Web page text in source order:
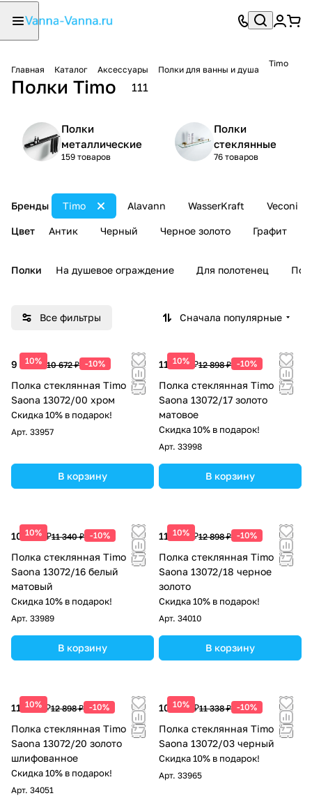
Главная Каталог Аксессуары Полки для ванны и душа
Timo
Полки Timo 111
Полки
металлические
159 товаров
Полки
стеклянные
76 товаров
Бренды Alavann WasserKraft Veconi
Timo
Цвет Антик Черный Черное золото Графит
Полки На душевое ограждение Для полотенец Под
Все фильтры Сначала популярные
10%
9 605 ₽ 10 672 ₽ -10%
Полка стеклянная Timo
Saona 13072/00 хром
Скидка 10% в подарок!
Арт. 33957
В корзину
10%
11 608 ₽12 898 ₽ -10%
Полка стеклянная Timo
Saona 13072/17 золото
матовое
Скидка 10% в подарок!
Арт. 33998
В корзину
10%
10 206 ₽11 340 ₽ -10%
Полка стеклянная Timo
Saona 13072/16 белый
матовый
Скидка 10% в подарок!
Арт. 33989
В корзину
10%
11 608 ₽12 898 ₽ -10%
Полка стеклянная Timo
Saona 13072/18 черное
золото
Скидка 10% в подарок!
Арт. 34010
В корзину
10%
11 608 ₽12 898 ₽ -10%
Полка стеклянная Timo
Saona 13072/20 золото
шлифованное
Скидка 10% в подарок!
Арт. 34051
10%
10 204 ₽11 338 ₽ -10%
Полка стеклянная Timo
Saona 13072/03 черный
Скидка 10% в подарок!
Арт. 33965